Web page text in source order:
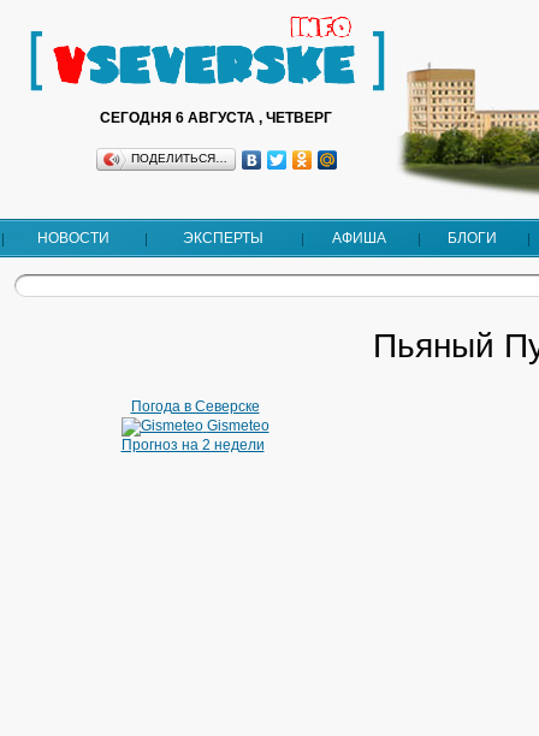
СЕГОДНЯ 6 АВГУСТА , ЧЕТВЕРГ
ПОДЕЛИТЬСЯ…
НОВОСТИ ЭКСПЕРТЫ АФИША БЛОГИ
Погода в Северске
Gismeteo
Прогноз на 2 недели
Пьяный